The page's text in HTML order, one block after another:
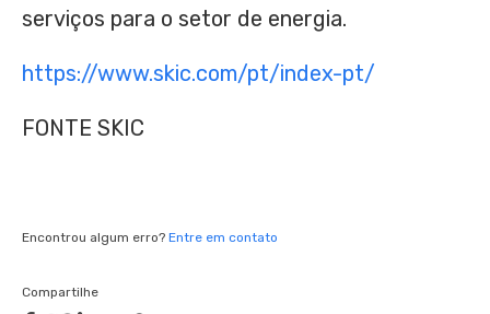
serviços para o setor de energia.
https://www.skic.com/pt/index-pt/
FONTE SKIC
Encontrou algum erro? Entre em contato
Compartilhe